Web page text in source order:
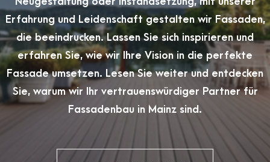
Erfahrung und Leidenschaft gestalten wir Fassaden,
die beeindrucken. Lassen Sie sich inspirieren und
erfahren Sie, wie wir Ihre Vision in die perfekte
Fassade umsetzen. Lesen Sie weiter und entdecken
Sie, warum wir Ihr vertrauenswürdiger Partner für
Fassadenbau in Mainz sind.